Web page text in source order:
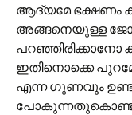
ആദ്യമേ ഭക്ഷണം
അങ്ങനെയുള്ള
ഇതിനൊക്കെ
എന്ന ഗുണവും ഉണ്ട്.
പോകുന്നതുകൊണ്ട്